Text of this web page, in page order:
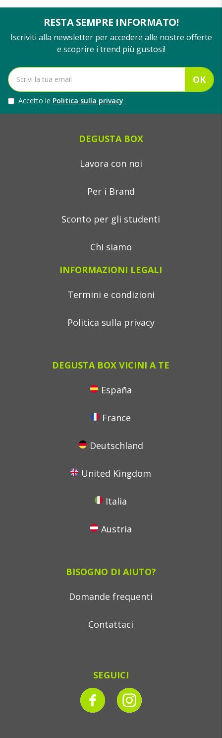
RESTA SEMPRE INFORMATO!
Iscriviti alla newsletter per accedere alle nostre offerte
e scoprire i trend più gustosi!
OK
Accetto le Politica sulla privacy
DEGUSTA BOX
Lavora con noi
Per i Brand
Sconto per gli studenti
Chi siamo
INFORMAZIONI LEGALI
Termini e condizioni
Politica sulla privacy
DEGUSTA BOX VICINI A TE
España
France
Deutschland
United Kingdom
Italia
Austria
BISOGNO DI AIUTO?
Domande frequenti
Contattaci
SEGUICI